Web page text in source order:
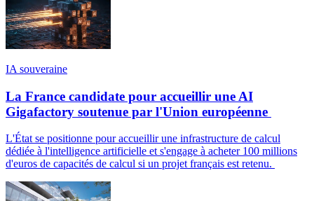
IA souveraine
La France candidate pour accueillir une AI
Gigafactory soutenue par l'Union européenne
L'État se positionne pour accueillir une infrastructure de calcul
dédiée à l'intelligence artificielle et s'engage à acheter 100 millions
d'euros de capacités de calcul si un projet français est retenu.